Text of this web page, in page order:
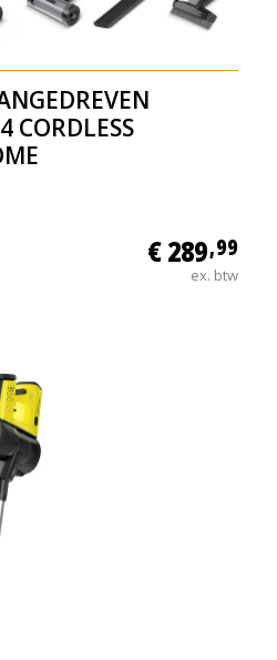
CORDLESS
€ 289,99
ex. btw